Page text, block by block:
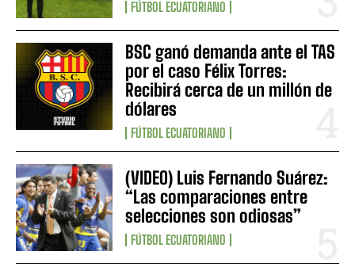
FÚTBOL ECUATORIANO
BSC ganó demanda ante el TAS
por el caso Félix Torres:
Recibirá cerca de un millón de
dólares
FÚTBOL ECUATORIANO
(VIDEO) Luis Fernando Suárez:
“Las comparaciones entre
selecciones son odiosas”
FÚTBOL ECUATORIANO